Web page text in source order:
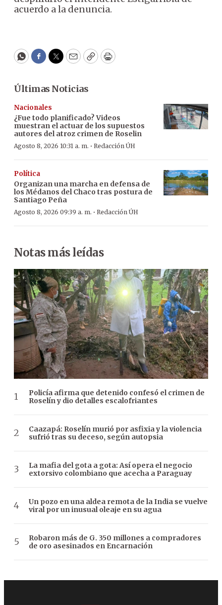
acuerdo a la denuncia.
WhatsApp
Facebook
Twitter
EmailCopyPrint
Últimas Noticias
Nacionales
¿Fue todo planificado? Videos
muestran el actuar de los supuestos
autores del atroz crimen de Roselin
Agosto 8, 2026 10:31 a. m. · Redacción ÚH
Política
Organizan una marcha en defensa de
los Médanos del Chaco tras postura de
Santiago Peña
Agosto 8, 2026 09:39 a. m. · Redacción ÚH
Notas más leídas
Policía afirma que detenido confesó el crimen de
Roselín y dio detalles escalofriantes
Caazapá: Roselín murió por asfixia y la violencia
sufrió tras su deceso, según autopsia
La mafia del gota a gota: Así opera el negocio
extorsivo colombiano que acecha a Paraguay
Un pozo en una aldea remota de la India se vuelve
viral por un inusual oleaje en su agua
Robaron más de G. 350 millones a compradores
de oro asesinados en Encarnación